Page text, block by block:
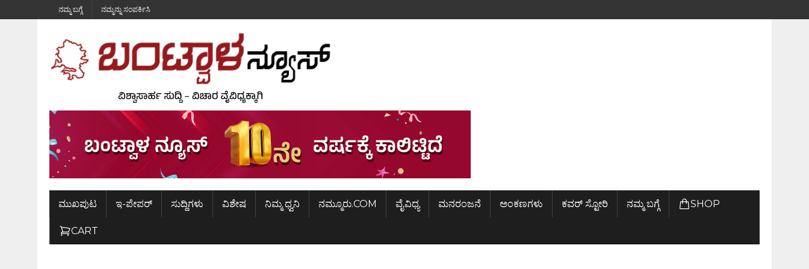
ನಮ್ಮ ಬಗ್ಗೆ ನಮ್ಮನ್ನು ಸಂಪರ್ಕಿಸಿ
ಮುಖಪುಟ ಇ-ಪೇಪರ್ ಸುದ್ದಿಗಳು ವಿಶೇಷ ನಿಮ್ಮ ಧ್ವನಿ ನಮ್ಮೂರು.COM ವೈವಿಧ್ಯ ಮನರಂಜನೆ ಅಂಕಣಗಳು ಕವರ್ ಸ್ಟೋರಿ ನಮ್ಮ ಬಗ್ಗೆ SHOP
CART